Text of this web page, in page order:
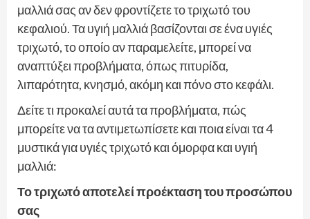
μαλλιά σας αν δεν φροντίζετε το τριχωτό του
κεφαλιού. Τα υγιή μαλλιά βασίζονται σε ένα υγιές
τριχωτό, το οποίο αν παραμελείτε, μπορεί να
αναπτύξει προβλήματα, όπως πιτυρίδα,
λιπαρότητα, κνησμό, ακόμη και πόνο στο κεφάλι.
Δείτε τι προκαλεί αυτά τα προβλήματα, πώς
μπορείτε να τα αντιμετωπίσετε και ποια είναι τα 4
μυστικά για υγιές τριχωτό και όμορφα και υγιή
μαλλιά:
Το τριχωτό αποτελεί προέκταση του προσώπου
σας